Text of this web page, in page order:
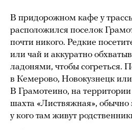
В придорожном кафе у
расположился поселок
почти никого. Редкие
или чай и аккуратно
ладонями, чтобы согреться.
в Кемерово, Новокузнецк
В Грамотеино, на территории
шахта «Листвяжная», обычно
у кого там живут